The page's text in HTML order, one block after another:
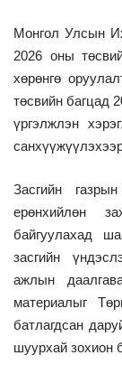
Монгол Улсын
2026 оны
хөрөнгө
төсвийн багцад
үргэлжлэн
Засгийн
ерөнхийлөн
байгуулахад
засгийн
ажлын
материалыг
батлагдсан
шуурхай зохион